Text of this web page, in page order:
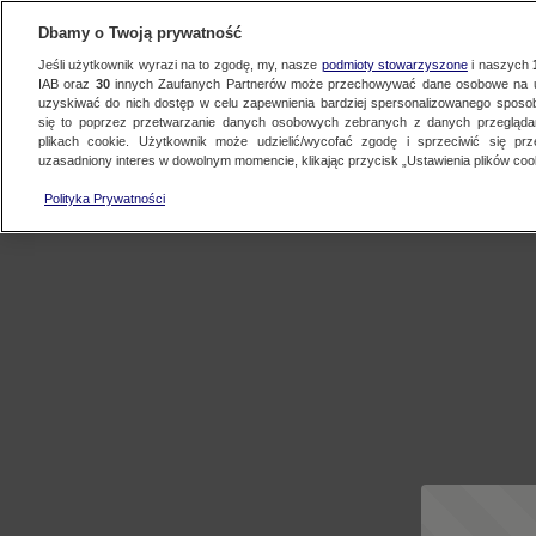
Dbamy o Twoją prywatność
Jeśli użytkownik wyrazi na to zgodę, my, nasze podmioty stowarzyszonei naszych
IAB oraz 30innych Zaufanych Partnerów może przechowywać dane osobowe na
uzyskiwać do nich dostęp w celu zapewnienia bardziej spersonalizowanego
się to poprzez przetwarzanie danych osobowych zebranych z danych
plikach cookie. Użytkownik może udzielić/wycofać zgodę i sprzeciwić się
uzasadniony interes w dowolnym momencie, klikając przycisk „Ustawienia plików
Polityka Prywatności